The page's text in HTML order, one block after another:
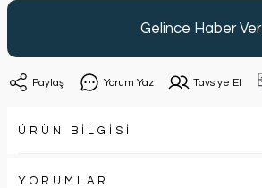
Gelince Haber Ver
Paylaş Yorum Yaz Tavsiye Et
ÜRÜN BİLGİSİ
YORUMLAR